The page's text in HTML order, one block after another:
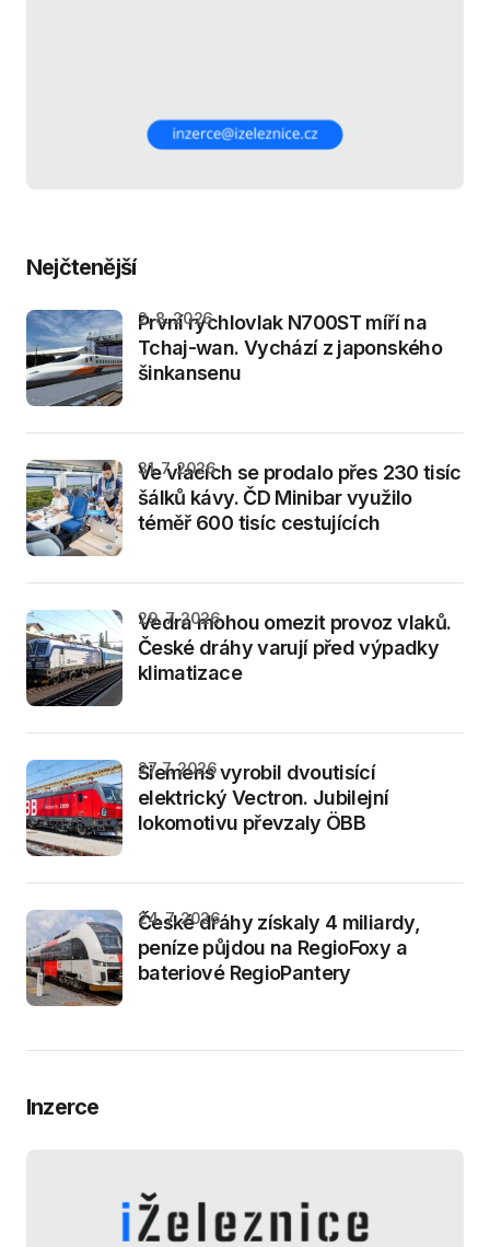
Nejčtenější
První rychlovlak N700ST míří na
Tchaj-wan. Vychází z japonského
šinkansenu
2. 8. 2026
Ve vlacích se prodalo přes 230 tisíc
šálků kávy. ČD Minibar využilo
téměř 600 tisíc cestujících
31. 7. 2026
Vedra mohou omezit provoz vlaků.
České dráhy varují před výpadky
klimatizace
29. 7. 2026
Siemens vyrobil dvoutisící
elektrický Vectron. Jubilejní
lokomotivu převzaly ÖBB
27. 7. 2026
České dráhy získaly 4 miliardy,
peníze půjdou na RegioFoxy a
bateriové RegioPantery
24. 7. 2026
Inzerce